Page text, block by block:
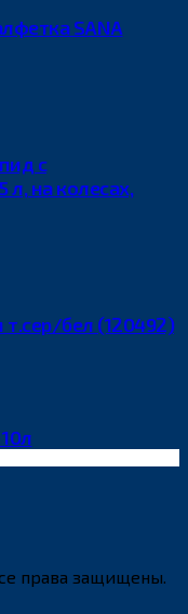
SANA
с
на колесах,
бел (120492)
права защищены.